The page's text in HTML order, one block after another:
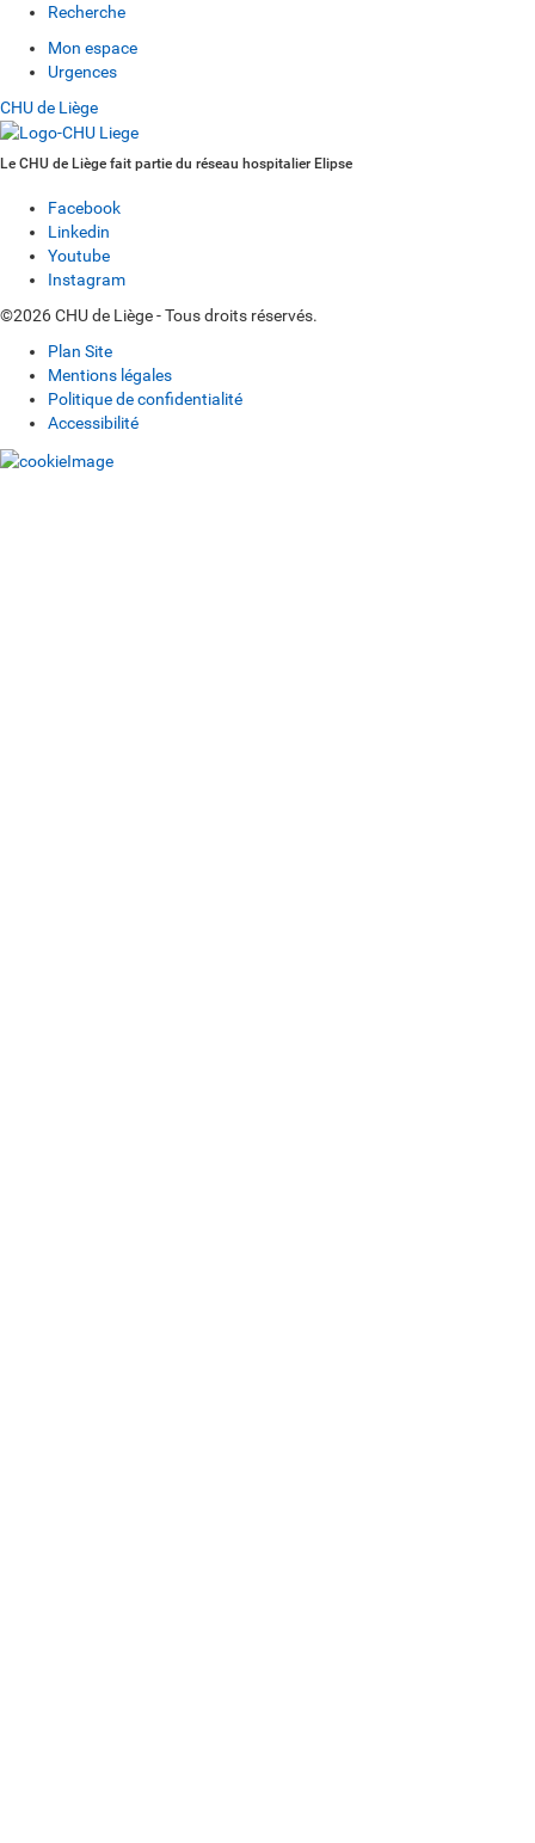
Recherche
Mon espace
Urgences
CHU de Liège
Le CHU de Liège fait partie du réseau hospitalier Elipse
Facebook
Linkedin
Youtube
Instagram
©2026 CHU de Liège - Tous droits réservés.
Plan Site
Mentions légales
Politique de confidentialité
Accessibilité